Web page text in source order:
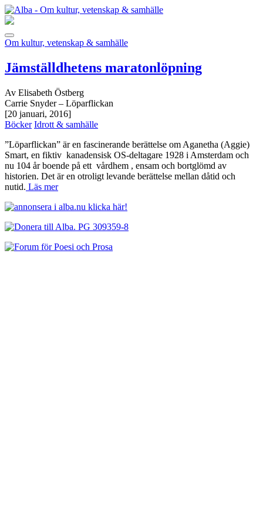
Om kultur, vetenskap & samhälle
Jämställdhetens maratonlöpning
Av Elisabeth Östberg
Carrie Snyder – Löparflickan
[20 januari, 2016]
Böcker Idrott & samhälle
”Löparflickan” är en fascinerande berättelse om Aganetha (Aggie)
Smart, en fiktiv kanadensisk OS-deltagare 1928 i Amsterdam och
nu 104 år boende på ett vårdhem , ensam och bortglömd av
historien. Det är en otroligt levande berättelse mellan dåtid och
nutid. Läs mer